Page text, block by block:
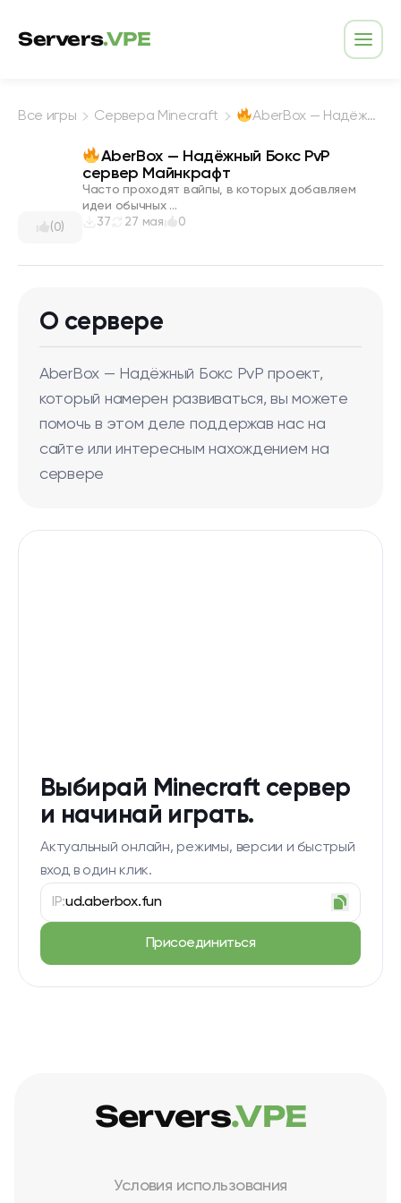
Servers.VPE
Все игры Сервера Minecraft AberBox — Надёжный Бокс PvP сервер Майнкрафт
(0)
AberBox — Надёжный Бокс PvP
сервер Майнкрафт
Часто проходят вайпы, в которых добавляем
идеи обычных ...
37
27 мая 0
О сервере
AberBox — Надёжный Бокс PvP проект,
который намерен развиваться, вы можете
помочь в этом деле поддержав нас на
сайте или интересным нахождением на
сервере
Выбирай Minecraft сервер
и начинай играть.
Актуальный онлайн, режимы, версии и быстрый
вход в один клик.
IP:ud.aberbox.fun
Присоединиться
Условия использования
Servers.VPE